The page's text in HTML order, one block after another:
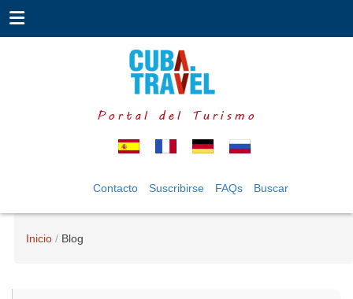
Portal del Turismo
Contacto Suscribirse FAQs Buscar
Inicio Blog